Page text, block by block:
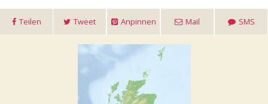
Teilen Tweet Anpinnen Mail SMS